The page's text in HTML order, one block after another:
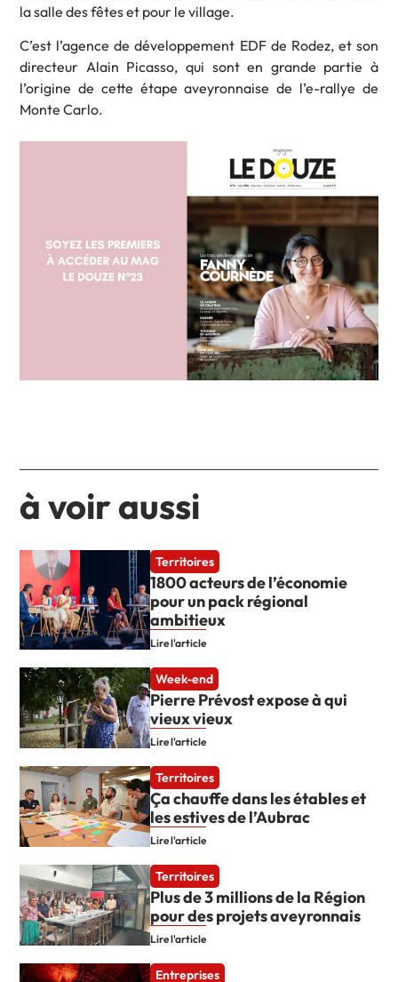
la salle des fêtes et pour le village.
C’est l’agence de développement EDF de Rodez, et son
directeur Alain Picasso, qui sont en grande partie à
l’origine de cette étape aveyronnaise de l’e-rallye de
Monte Carlo.
à voir aussi
Territoires
1800 acteurs de l’économie
pour un pack régional
ambitieux
Lire l'article
Week-end
Pierre Prévost expose à qui
vieux vieux
Lire l'article
Territoires
Ça chauffe dans les étables et
les estives de l’Aubrac
Lire l'article
Territoires
Plus de 3 millions de la Région
pour des projets aveyronnais
Lire l'article
Entreprises